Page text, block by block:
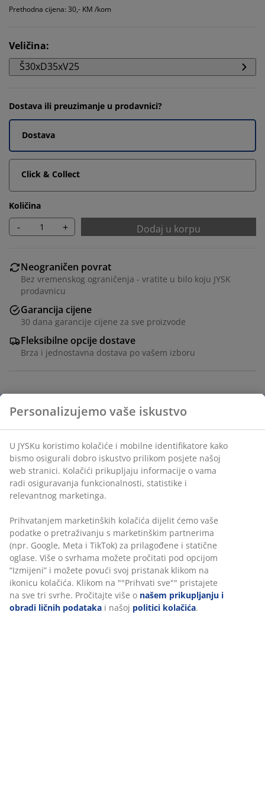
Prethodna cijena: 30,- KM /kom
Veličina:
Š30xD35xV25
Dostava ili preuzimanje u prodavnici?
Dostava
Click & Collect
Količina
- + Dodaj u korpu
Neograničen povrat
Bez vremenskog ograničenja - vratite u bilo koju JYSK
prodavnicu
Garancija cijene
30 dana garancije cijene za sve proizvode
Fleksibilne opcije dostave
Brza i jednostavna dostava po vašem izboru
Korpa napravljena od vodenog zumbula, sa čeličnim
okvirom. Njena prirodna boja i tkana tekstura dodaju
prirodni šarm domu. Idealna za odlaganje predmeta
kao što su igračke, knjige ili toaletni pribor.
Š30xD35xV25 cm
šifra artikla: 4912843
Podaci o proizvodu
Recenzije
( 55)